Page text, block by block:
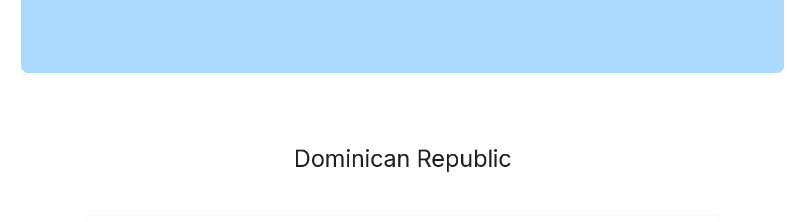
Dominican Republic